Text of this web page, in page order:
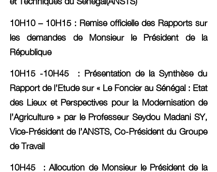
10H10 – 10H15 : Remise officielle des Rapports sur
les demandes de Monsieur le Président de la
République
10H15 -10H45
: Présentation de la Synthèse du
Rapport de l’Etude sur « Le Foncier au Sénégal : Etat
des Lieux et Perspectives pour la Modernisation de
l’Agriculture » par le Professeur Seydou Madani SY,
Vice-Président de l’ANSTS, Co-Président du Groupe
de Travail
10H45
: Allocution de Monsieur le Président de la